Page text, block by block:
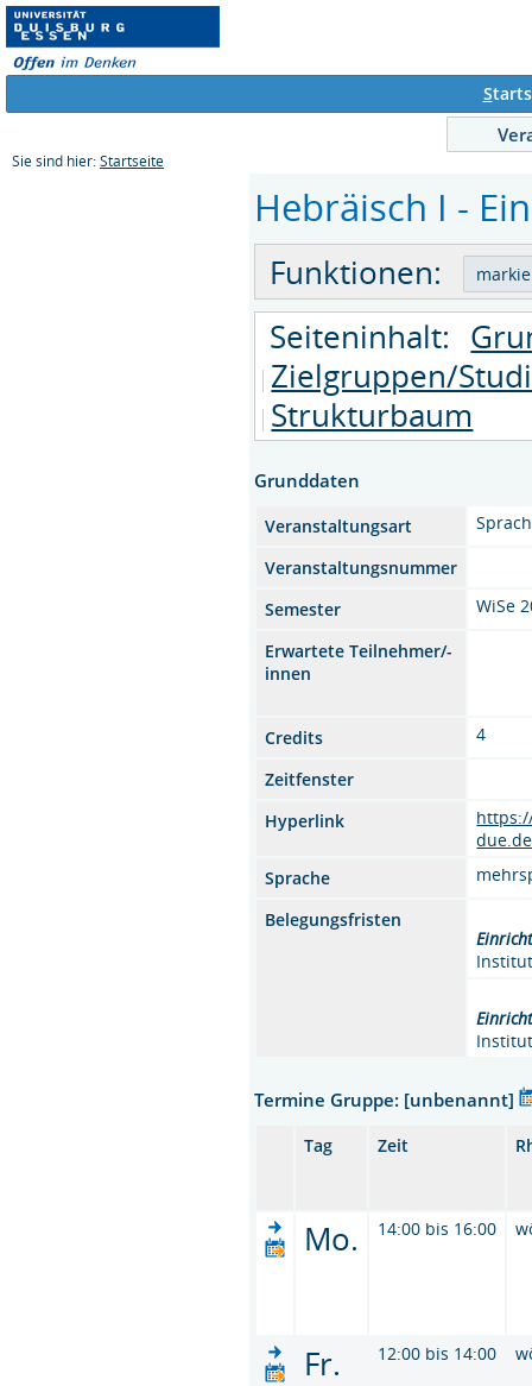
S
Sie sind hier: Startseite
Hebräisch I -
Funktionen:
Seiteninhalt:
Zielgruppen/
Strukturbaum
Grunddaten
Veranstaltungsart
Veranstaltungsnummer
Semester
WiSe
Erwartete Teilnehmer/-
innen
Credits
4
Zeitfenster
Hyperlink
Sprache
Belegungsfristen
Termine Gruppe: [unbenannt]
Tag Zeit
Mo. 14:00 bis 16:00
Fr. 12:00 bis 14:00